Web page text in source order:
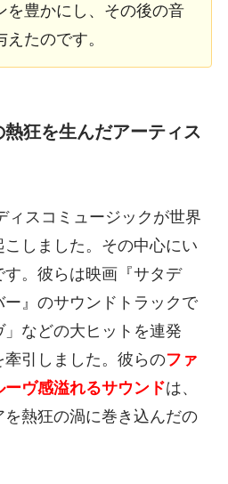
を豊かにし、その後の音
たのです。
狂を生んだアーティス
ィスコミュージックが世界
しました。その中心にい
。彼らは映画『サタデ
』のサウンドトラックで
」などの大ヒットを連発
牽引しました。彼らのファ
ヴ感溢れるサウンドは、
熱狂の渦に巻き込んだの